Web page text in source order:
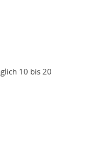
10 bis 20